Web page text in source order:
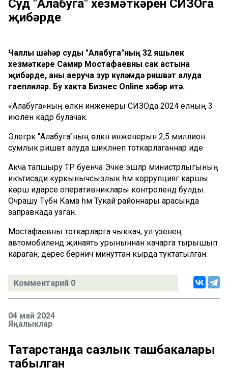
Суд "Алабуга" хезмәткәрен СИЗОга
җибәрде
Чаллы шәһәр суды "Алабуга"ның 32 яшьлек
хезмәткәре Самир Мостафаевны сак астына
җибәрде, аны аеруча зур күләмдә ришвәт алуда
гаеплиләр. Бу хакта Бизнес Online хәбәр итә.
«Алабуга»ның өлкән инженеры СИЗОда 2024 елның 3
июленә кадәр булачак.
Элегрәк "Алабуга"ның өлкән инженерын 2,5 миллион
сумлык ришвәт алуда шикләнеп тоткарлаганнар иде.
Акча тапшыру ТР буенча Эчке эшләр министрлыгының
икътисади куркынычсызлык һәм коррупциягә каршы
көрәш идарәсе оперативниклары контролендә булды.
Очрашу Түбән Кама һәм Тукай районнары арасында
заправкада узган.
Мостафаевны тоткарларга чыккач, ул үзенең
автомобилендә җинаять урыныннан качарга тырышып
караган, дөрес берничә минуттан кырда туктатылган.
Комментарий 0
04 май 2024
Яңалыклар
Татарстанда сазлык ташбакалары
табылган